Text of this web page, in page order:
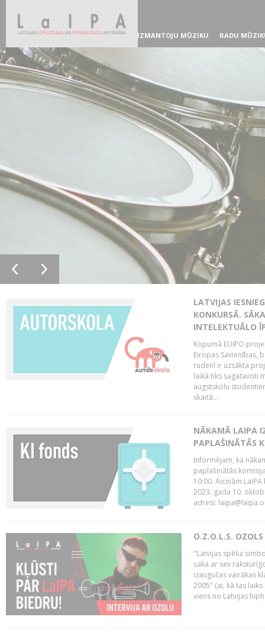
IZMANTOJU MŪZIKU RADU
LATVIJAS
KONKURSĀ.
INTELEKTUĀLO
Kopumā EUIPO
Eiropas Savienības,
rudenī ir uzsākta
laikā tiks sagatavoti
augstskolu
skaitā...
NĀKAMĀ LAIPA
PAPLAŠINĀTĀS
Informējam, ka
paplašinātās
10:00. Aicinām
2023. gada 10.
adresi:
O.Z.O.L.S.
"Latvijas spēka
saka ar sev
izaugušas vairākas
2005" (ai, kā tas
viens no Latvijas